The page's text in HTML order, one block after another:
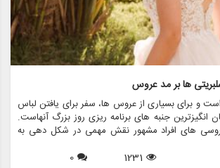
ها بر مد عروس
برای بسیاری از عروس ها، سفر برای یافتن لباس
جنبه های برنامه ریزی روز بزرگ آنهاست.
های افراد مشهور نقش مهمی در شکل دهی به
سلطنتی که توجه جهانیان را به خود جلب می
1231
0